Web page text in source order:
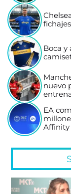
Boca y
nuevo
EA
Affinity